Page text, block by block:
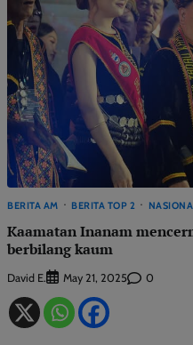
BERITA AM BERITA TOP 2
Kaamatan Inanam
berbilang kaum
David E. May 21, 2025 0